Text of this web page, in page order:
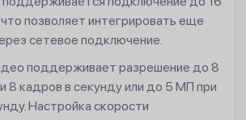
позволяет интегрировать еще
сетевое подключение.
поддерживает разрешение до 8
8 кадров в секунду или до 5 МП при
Настройка скорости